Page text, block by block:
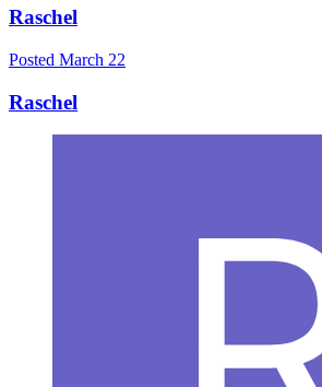
Raschel
Posted March 22
Raschel